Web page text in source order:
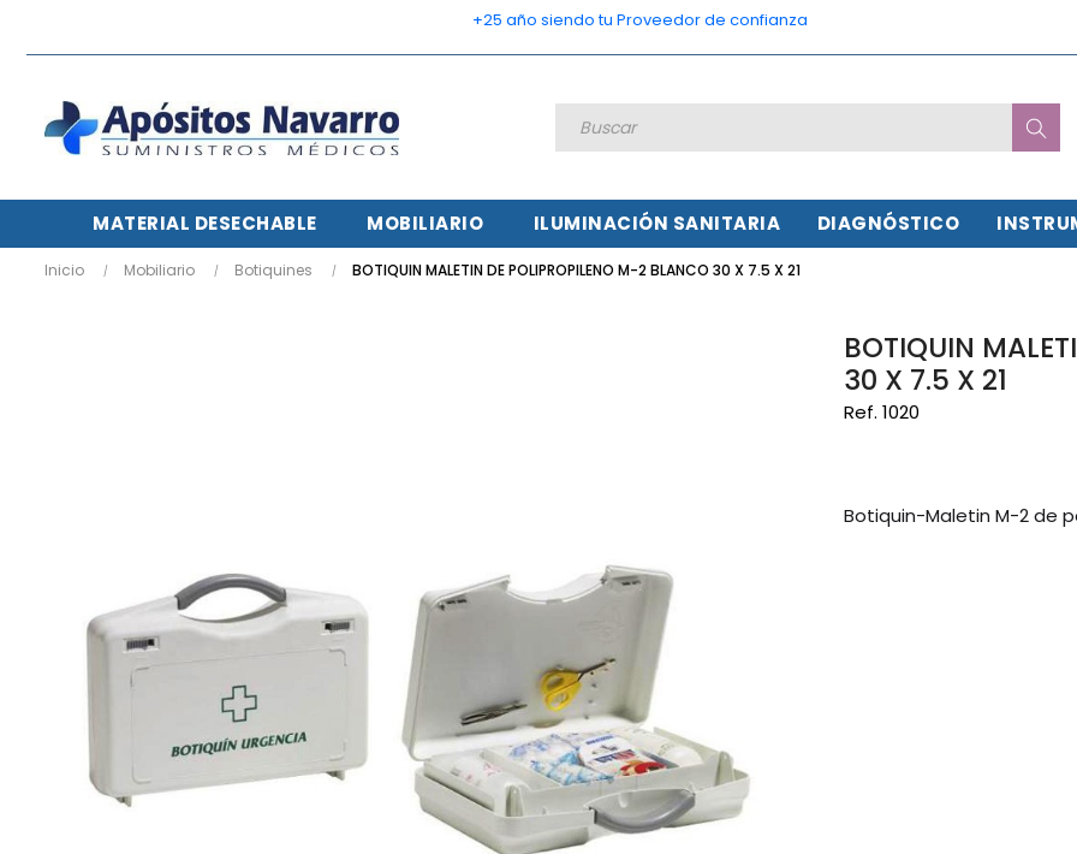
    +25 año siendo tu Proveedor de confianza
MATERIAL DESECHABLE MOBILIARIO ILUMINACIÓN SANITARIA DIAGNÓSTICO
Inicio Mobiliario Botiquines BOTIQUIN MALETIN DE POLIPROPILENO M-2 BLANCO 30 X 7.5 X 21
BOTIQUIN
30 X 7.5 X 21
Ref. 1020
Botiquin-Maletin M-2 de